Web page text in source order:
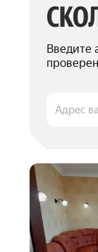
Введите
Адрес